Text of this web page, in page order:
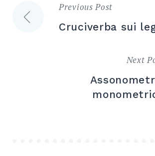
Navigazione
Previous Post
Cruciverba sui
Next